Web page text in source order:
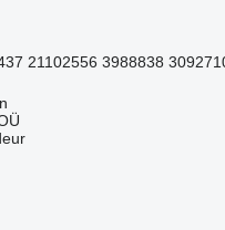
21102556 3988838